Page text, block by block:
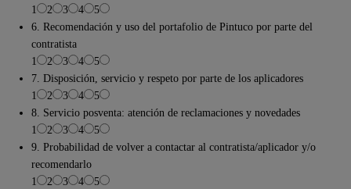
1
2 3 4
5
6. Recomendación y uso del portafolio de Pintuco por parte del
contratista
1
2 3 4
5
7. Disposición, servicio y respeto por parte de los aplicadores
1
2 3 4
5
8. Servicio posventa: atención de reclamaciones y novedades
1
2 3 4
5
9. Probabilidad de volver a contactar al contratista/aplicador y/o
recomendarlo
1
2 3 4
5